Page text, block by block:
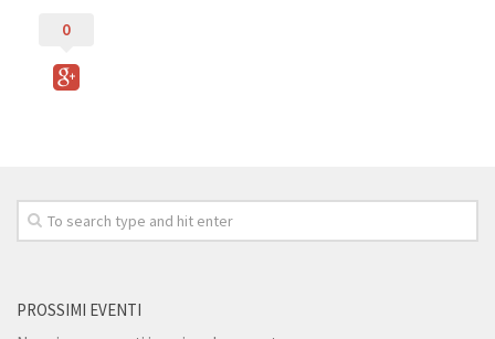
Bilancio
Contatti
0
PROSSIMI EVENTI